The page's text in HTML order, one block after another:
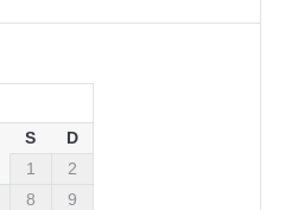
S
D
1
2
8
9